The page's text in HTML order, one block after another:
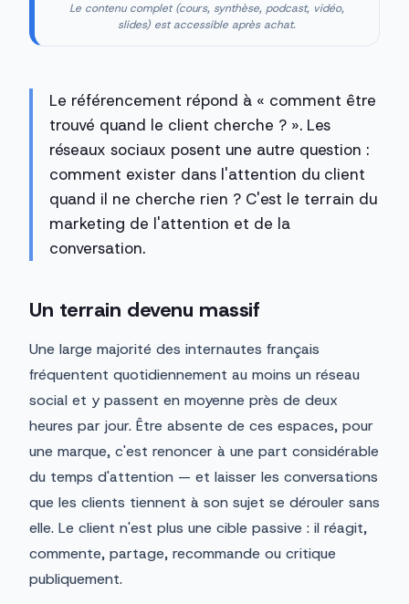
Le contenu complet (cours, synthèse, podcast, vidéo,
slides) est accessible après achat.
Le référencement répond à « comment être
trouvé quand le client cherche ? ». Les
réseaux sociaux posent une autre question :
comment exister dans l'attention du client
quand il ne cherche rien ? C'est le terrain du
marketing de l'attention et de la
conversation.
Un terrain devenu massif
Une large majorité des internautes français
fréquentent quotidiennement au moins un réseau
social et y passent en moyenne près de deux
heures par jour. Être absente de ces espaces, pour
une marque, c'est renoncer à une part considérable
du temps d'attention — et laisser les conversations
que les clients tiennent à son sujet se dérouler sans
elle. Le client n'est plus une cible passive : il réagit,
commente, partage, recommande ou critique
publiquement.